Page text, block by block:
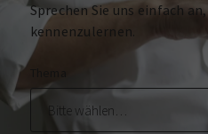
Sprechen Sie uns einfach
kennenzulernen.